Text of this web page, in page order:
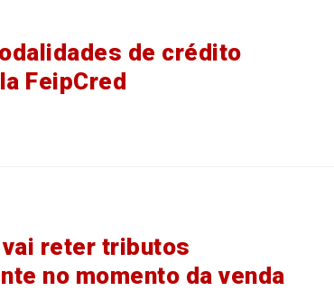
de crédito
FeipCred
reter tributos
no momento da venda